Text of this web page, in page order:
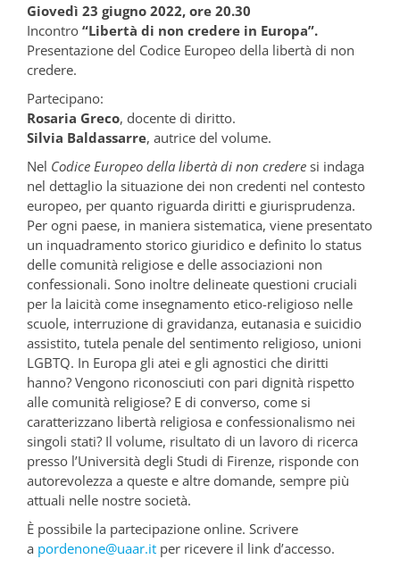
Giovedì 23 giugno 2022, ore 20.30
Incontro “Libertà di non credere in Europa”.
Presentazione del Codice Europeo della libertà di non
credere.
Partecipano:
Rosaria Greco, docente di diritto.
Silvia Baldassarre, autrice del volume.
Nel Codice Europeo della libertà di non credere si indaga
nel dettaglio la situazione dei non credenti nel contesto
europeo, per quanto riguarda diritti e giurisprudenza.
Per ogni paese, in maniera sistematica, viene presentato
un inquadramento storico giuridico e definito lo status
delle comunità religiose e delle associazioni non
confessionali. Sono inoltre delineate questioni cruciali
per la laicità come insegnamento etico-religioso nelle
scuole, interruzione di gravidanza, eutanasia e suicidio
assistito, tutela penale del sentimento religioso, unioni
LGBTQ. In Europa gli atei e gli agnostici che diritti
hanno? Vengono riconosciuti con pari dignità rispetto
alle comunità religiose? E di converso, come si
caratterizzano libertà religiosa e confessionalismo nei
singoli stati? Il volume, risultato di un lavoro di ricerca
presso l’Università degli Studi di Firenze, risponde con
autorevolezza a queste e altre domande, sempre più
attuali nelle nostre società.
È possibile la partecipazione online. Scrivere
a pordenone@uaar.it per ricevere il link d’accesso.